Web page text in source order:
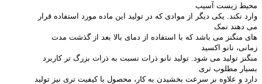
محیط زیست آسیب
وارد نکند. یکی دیگر از موادی که در تولید این ماده مورد استفاده قرار
می دهند نمک
های منگنز می باشد که با استفاده از دمای بالا بعد از گذشت مدت
زمانی، نانو اکسید
منگنز تولید می شود. تولید نانو ذرات نسبت به ذرات بزرگ تر کاربرد
بسیار مطلوب تری
دارد و علاوه بر سرعت بخشیدن به کار، محصول با کیفیت تری نیز تولید